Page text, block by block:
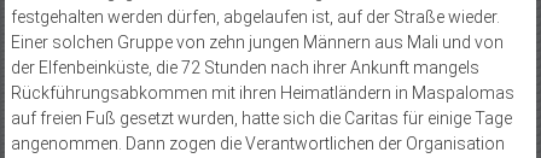
festgehalten werden dürfen, abgelaufen ist, auf der Straße wieder.
Einer solchen Gruppe von zehn jungen Männern aus Mali und von
der Elfenbeinküste, die 72 Stunden nach ihrer Ankunft mangels
Rückführungsabkommen mit ihren Heimatländern in Maspalomas
auf freien Fuß gesetzt wurden, hatte sich die Caritas für einige Tage
angenommen. Dann zogen die Verantwortlichen der Organisation